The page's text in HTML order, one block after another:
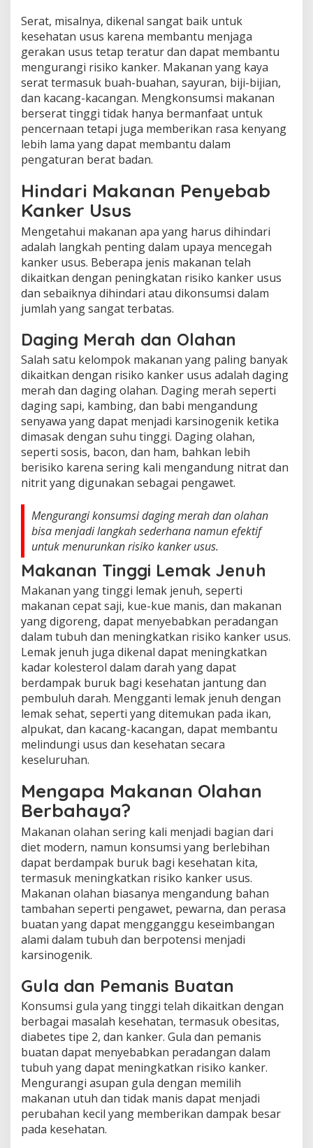
Serat, misalnya, dikenal sangat baik untuk
kesehatan usus karena membantu menjaga
gerakan usus tetap teratur dan dapat membantu
mengurangi risiko kanker. Makanan yang kaya
serat termasuk buah-buahan, sayuran, biji-bijian,
dan kacang-kacangan. Mengkonsumsi makanan
berserat tinggi tidak hanya bermanfaat untuk
pencernaan tetapi juga memberikan rasa kenyang
lebih lama yang dapat membantu dalam
pengaturan berat badan.
Hindari Makanan Penyebab
Kanker Usus
Mengetahui makanan apa yang harus dihindari
adalah langkah penting dalam upaya mencegah
kanker usus. Beberapa jenis makanan telah
dikaitkan dengan peningkatan risiko kanker usus
dan sebaiknya dihindari atau dikonsumsi dalam
jumlah yang sangat terbatas.
Daging Merah dan Olahan
Salah satu kelompok makanan yang paling banyak
dikaitkan dengan risiko kanker usus adalah daging
merah dan daging olahan. Daging merah seperti
daging sapi, kambing, dan babi mengandung
senyawa yang dapat menjadi karsinogenik ketika
dimasak dengan suhu tinggi. Daging olahan,
seperti sosis, bacon, dan ham, bahkan lebih
berisiko karena sering kali mengandung nitrat dan
nitrit yang digunakan sebagai pengawet.
Mengurangi konsumsi daging merah dan olahan
bisa menjadi langkah sederhana namun efektif
untuk menurunkan risiko kanker usus.
Makanan Tinggi Lemak Jenuh
Makanan yang tinggi lemak jenuh, seperti
makanan cepat saji, kue-kue manis, dan makanan
yang digoreng, dapat menyebabkan peradangan
dalam tubuh dan meningkatkan risiko kanker usus.
Lemak jenuh juga dikenal dapat meningkatkan
kadar kolesterol dalam darah yang dapat
berdampak buruk bagi kesehatan jantung dan
pembuluh darah. Mengganti lemak jenuh dengan
lemak sehat, seperti yang ditemukan pada ikan,
alpukat, dan kacang-kacangan, dapat membantu
melindungi usus dan kesehatan secara
keseluruhan.
Mengapa Makanan Olahan
Berbahaya?
Makanan olahan sering kali menjadi bagian dari
diet modern, namun konsumsi yang berlebihan
dapat berdampak buruk bagi kesehatan kita,
termasuk meningkatkan risiko kanker usus.
Makanan olahan biasanya mengandung bahan
tambahan seperti pengawet, pewarna, dan perasa
buatan yang dapat mengganggu keseimbangan
alami dalam tubuh dan berpotensi menjadi
karsinogenik.
Gula dan Pemanis Buatan
Konsumsi gula yang tinggi telah dikaitkan dengan
berbagai masalah kesehatan, termasuk obesitas,
diabetes tipe 2, dan kanker. Gula dan pemanis
buatan dapat menyebabkan peradangan dalam
tubuh yang dapat meningkatkan risiko kanker.
Mengurangi asupan gula dengan memilih
makanan utuh dan tidak manis dapat menjadi
perubahan kecil yang memberikan dampak besar
pada kesehatan.